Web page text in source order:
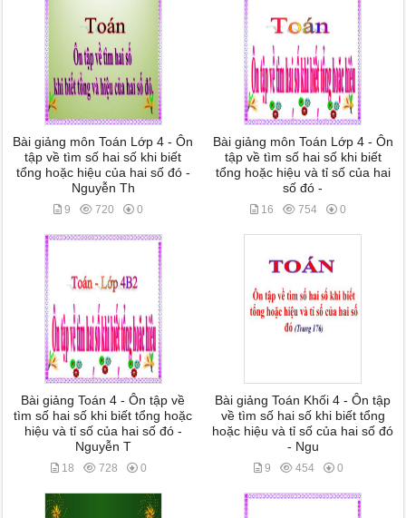
Bài giảng môn Toán Lớp 4 - Ôn
tập về tìm số hai số khi biết
tổng hoặc hiệu của hai số đó -
Nguyễn Th
9 720 0
Bài giảng môn Toán Lớp 4 - Ôn
tập về tìm số hai số khi biết
tổng hoặc hiệu và tỉ số của hai
số đó -
16 754 0
Bài giảng Toán 4 - Ôn tập về
tìm số hai số khi biết tổng hoặc
hiệu và tỉ số của hai số đó -
Nguyễn T
18 728 0
Bài giảng Toán Khối 4 - Ôn tập
về tìm số hai số khi biết tổng
hoặc hiệu và tỉ số của hai số đó
- Ngu
9 454 0